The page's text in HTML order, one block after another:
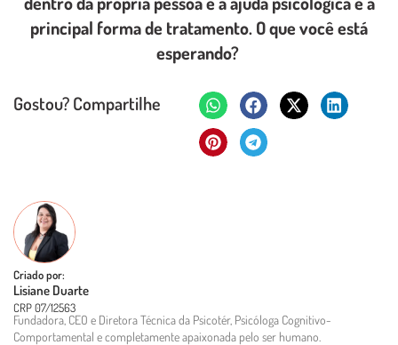
principal forma de tratamento. O que você está
esperando?
Gostou? Compartilhe
Criado por:
Lisiane Duarte
CRP 07/12563
Fundadora, CEO e Diretora Técnica da Psicotér, Psicóloga Cognitivo-
Comportamental e completamente apaixonada pelo ser humano.